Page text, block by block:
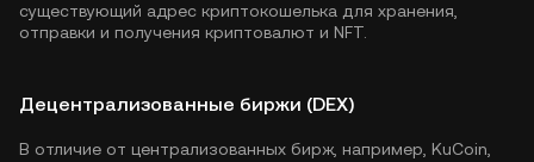
существующий адрес криптокошелька для хранения,
отправки и получения криптовалют и NFT.
Децентрализованные биржи (DEX)
В отличие от централизованных бирж, например, KuCoin,